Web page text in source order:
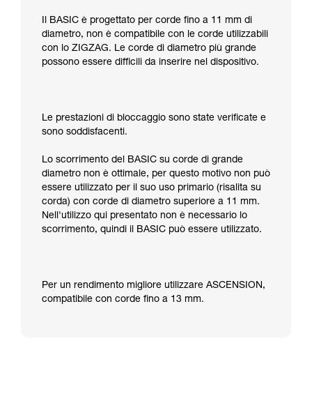
Il BASIC è progettato per corde fino a 11 mm di
diametro, non è compatibile con le corde utilizzabili
con lo ZIGZAG. Le corde di diametro più grande
possono essere difficili da inserire nel dispositivo.
Le prestazioni di bloccaggio sono state verificate e
sono soddisfacenti.
Lo scorrimento del BASIC su corde di grande
diametro non è ottimale, per questo motivo non può
essere utilizzato per il suo uso primario (risalita su
corda) con corde di diametro superiore a 11 mm.
Nell'utilizzo qui presentato non è necessario lo
scorrimento, quindi il BASIC può essere utilizzato.
Per un rendimento migliore utilizzare ASCENSION,
compatibile con corde fino a 13 mm.